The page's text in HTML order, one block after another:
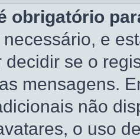
obrigatório
e
decidir se o
mensagens.
não
o uso